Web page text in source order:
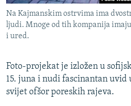
Na Kajmanskim ostrvima ima
ljudi. Mnoge od tih kompanija
i ured.
Foto-projekat je izložen u
15. juna i nudi fascinantan uvid
svijet ofšor poreskih rajeva.